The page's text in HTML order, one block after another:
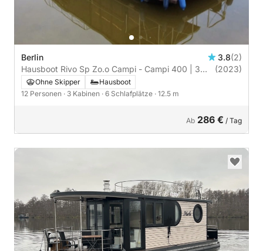
Berlin 3.8(2)
Hausboot Rivo Sp Zo.o Campi - Campi 400 | 3
Kabinen
(2023)
Ohne Skipper
Hausboot
12 Personen · 3 Kabinen · 6 Schlafplätze · 12.5 m
Ab 286 € / Tag